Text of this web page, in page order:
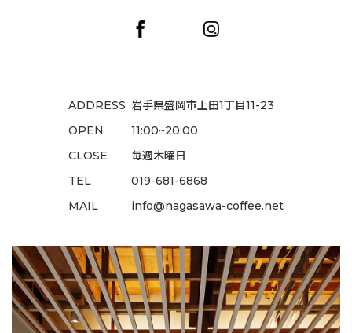
ADDRESS 岩手県盛岡市上田1丁目11-23
OPEN
11:00~20:00
CLOSE
毎週木曜日
TEL
019-681-6868
MAIL
info@nagasawa-coffee.net